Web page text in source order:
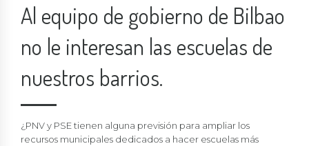
Al equipo de gobierno de Bilbao
no le interesan las escuelas de
nuestros barrios.
¿PNV y PSE tienen alguna previsión para ampliar los
recursos municipales dedicados a hacer escuelas más